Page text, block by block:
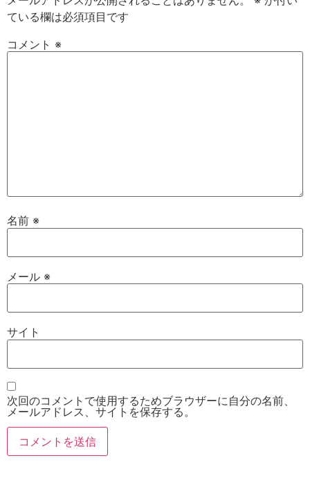
ている欄は必須項目です
コメント ※
名前 ※
メール ※
サイト
次回のコメントで使用するためブラウザーに自分の名前、
メールアドレス、サイトを保存する。